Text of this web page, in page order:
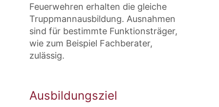
Feuerwehren erhalten die gleiche
Truppmannausbildung. Ausnahmen
sind für bestimmte Funktionsträger,
wie zum Beispiel Fachberater,
zulässig.
Ausbildungsziel